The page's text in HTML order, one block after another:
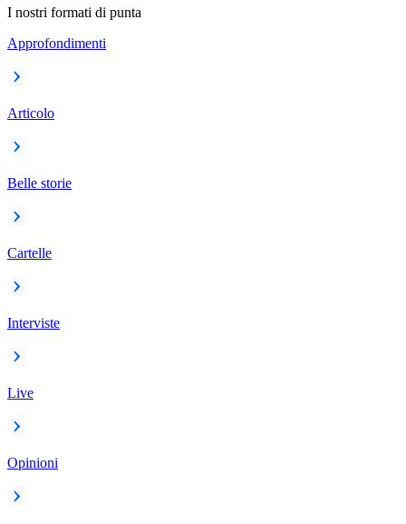
I nostri formati di punta
Approfondimenti
Articolo
Belle storie
Cartelle
Interviste
Live
Opinioni